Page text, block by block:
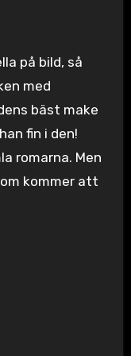
på bild, så
med
bäst make
fin i den!
romarna. Men
kommer att